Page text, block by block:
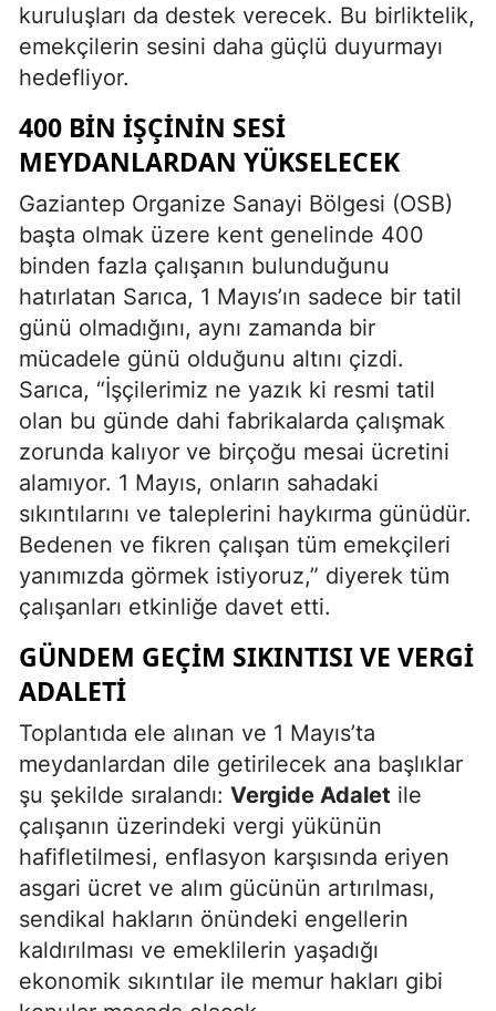
kuruluşları da destek verecek. Bu birliktelik,
emekçilerin sesini daha güçlü duyurmayı
hedefliyor.
400 BIN İŞÇININ SESI
MEYDANLARDAN YÜKSELECEK
Gaziantep Organize Sanayi Bölgesi (OSB)
başta olmak üzere kent genelinde 400
binden fazla çalışanın bulunduğunu
hatırlatan Sarıca, 1 Mayıs’ın sadece bir tatil
günü olmadığını, aynı zamanda bir
mücadele günü olduğunu altını çizdi.
Sarıca, “İşçilerimiz ne yazık ki resmi tatil
olan bu günde dahi fabrikalarda çalışmak
zorunda kalıyor ve birçoğu mesai ücretini
alamıyor. 1 Mayıs, onların sahadaki
sıkıntılarını ve taleplerini haykırma günüdür.
Bedenen ve fikren çalışan tüm emekçileri
yanımızda görmek istiyoruz,” diyerek tüm
çalışanları etkinliğe davet etti.
GÜNDEM GEÇIM SIKINTISI VE VERGI
ADALETI
Toplantıda ele alınan ve 1 Mayıs’ta
meydanlardan dile getirilecek ana başlıklar
şu şekilde sıralandı: Vergide Adalet ile
çalışanın üzerindeki vergi yükünün
hafifletilmesi, enflasyon karşısında eriyen
asgari ücret ve alım gücünün artırılması,
sendikal hakların önündeki engellerin
kaldırılması ve emeklilerin yaşadığı
ekonomik sıkıntılar ile memur hakları gibi